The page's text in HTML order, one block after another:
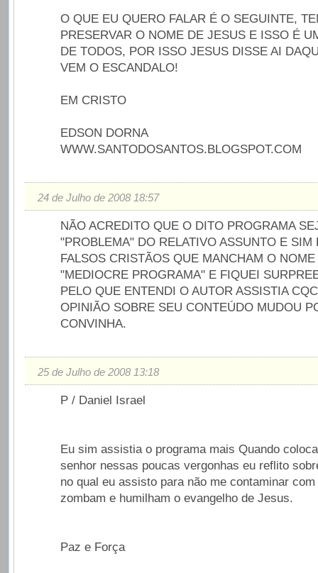
O QUE EU QUERO FALAR É O SEGUINTE,
PRESERVAR O NOME DE JESUS E ISSO É
DE TODOS, POR ISSO JESUS DISSE AI
VEM O ESCANDALO!
EM CRISTO
EDSON DORNA
WWW.SANTODOSANTOS.BLOGSPOT.COM
24 de Julho de 2008 18:57
NÃO ACREDITO QUE O DITO PROGRAMA
"PROBLEMA" DO RELATIVO ASSUNTO E SIM
FALSOS CRISTÃOS QUE MANCHAM O
"MEDIOCRE PROGRAMA" E FIQUEI
PELO QUE ENTENDI O AUTOR ASSISTIA
OPINIÃO SOBRE SEU CONTEÚDO MUDOU
CONVINHA.
25 de Julho de 2008 13:18
P / Daniel Israel
Eu sim assistia o programa mais Quando
senhor nessas poucas vergonhas eu reflito
no qual eu assisto para não me contaminar
zombam e humilham o evangelho de Jesus.
Paz e Força